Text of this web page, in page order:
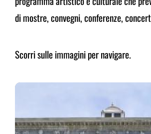
dimostre, convegni, conferenze,
Scorri sulle immagini per navigare.
L’Associazione Richard Wagner di
(ARWV), è stata fondata nel 1992